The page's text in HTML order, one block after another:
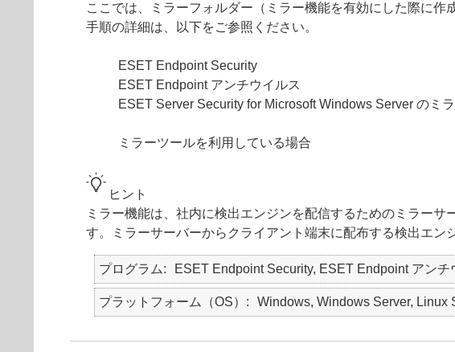
ここでは、ミラーフォルダー（ミラー機能を有効にした際に
手順の詳細は、以下をご参照ください。
ESET Endpoint Security
ESET Endpoint アンチウイルス
ESET Server Security for Microsoft Windows Server のミ
ミラーツールを利用している場合
ヒント
ミラー機能は、社内に検出エンジンを配信するためのミラー
す。ミラーサーバーからクライアント端末に配布する検出エン
プログラム ESET Endpoint Security, ESET Endpoint アン
プラットフォーム（OS） Windows, Windows Server, Linux